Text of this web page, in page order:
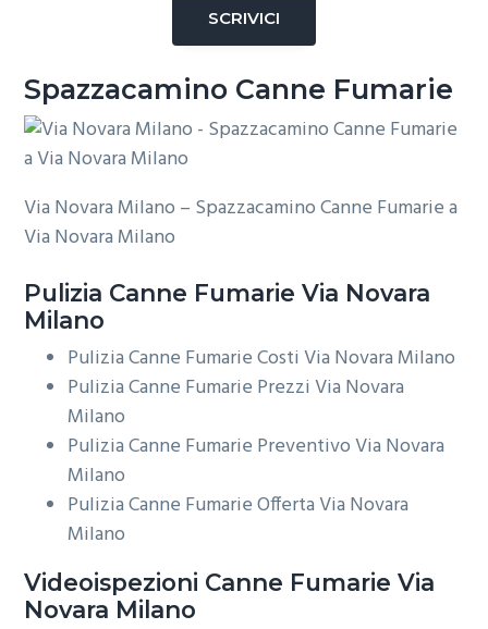
SCRIVICI
Spazzacamino Canne Fumarie
Via Novara Milano – Spazzacamino Canne Fumarie a
Via Novara Milano
Pulizia Canne Fumarie Via Novara
Milano
Pulizia Canne Fumarie Costi Via Novara Milano
Pulizia Canne Fumarie Prezzi Via Novara
Milano
Pulizia Canne Fumarie Preventivo Via Novara
Milano
Pulizia Canne Fumarie Offerta Via Novara
Milano
Videoispezioni Canne Fumarie Via
Novara Milano